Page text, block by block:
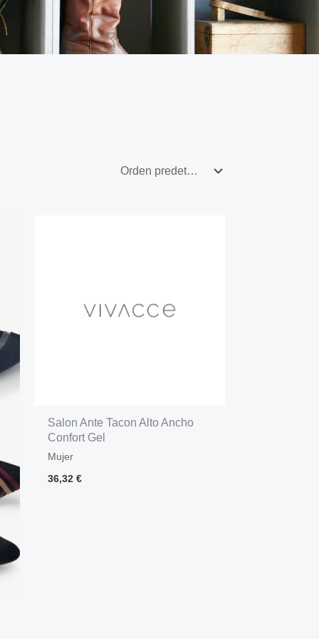
Salon Ante Tacon Alto Ancho
Confort Gel
Mujer
36,32€